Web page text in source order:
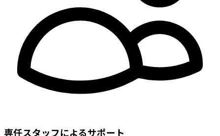
専任スタッフによるサポート